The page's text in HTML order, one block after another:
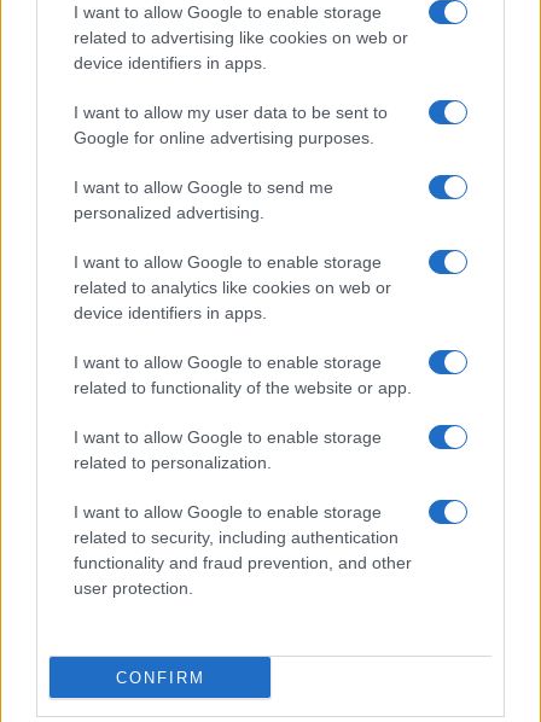
I want to allow Google to enable storage
related to advertising like cookies on web or
device identifiers in apps.
I want to allow my user data to be sent to
Google for online advertising purposes.
I want to allow Google to send me
personalized advertising.
I want to allow Google to enable storage
related to analytics like cookies on web or
device identifiers in apps.
I want to allow Google to enable storage
related to functionality of the website or app.
I want to allow Google to enable storage
related to personalization.
I want to allow Google to enable storage
related to security, including authentication
functionality and fraud prevention, and other
user protection.
CONFIRM
pagliaio (si conti che il più grande produttore
europeo di carbone è la Germania, pari solo all’1
vedere il clamoroso elefante ingombrante nella
stanza, rappresentato appunto da Cina ed India. Il
tutto, ovviamente, andrà a ripercuotersi non solo
sotto il profilo geopolitico, ma soprattutto sotto
quello economico-produttivo, dove sempre più
lavoratori dovranno fare i conti con quelle che
solo le follie ecologiste alla Timmermans. Si salvi
chi può.
Leggi i commenti
Vignetta del 04/08/2026